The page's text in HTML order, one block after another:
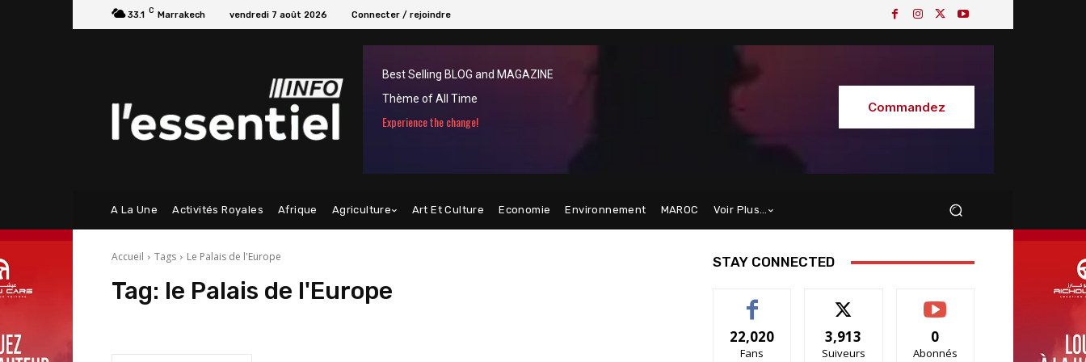
33.1 C Marrakech vendredi 7 août 2026 Connecter / rejoindre
Best Selling BLOG and MAGAZINE
Thème of All Time
Experience the change!
Commandez
A La Une Activités Royales Afrique Agriculture Art Et Culture Economie Environnement MAROC Voir Plus…
Accueil Tags Le Palais de l'Europe
Tag: le Palais de l'Europe
STAY CONNECTED
22,020
Fans
3,913
Suiveurs
0
Abonnés